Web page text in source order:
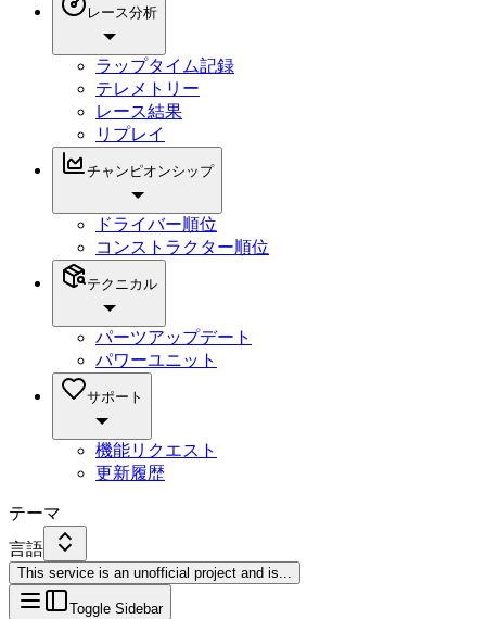
レース分析
ラップタイム記録
テレメトリー
レース結果
リプレイ
チャンピオンシップ
ドライバー順位
コンストラクター順位
テクニカル
パーツアップデート
パワーユニット
サポート
機能リクエスト
更新履歴
テーマ
言語
This service is an unofficial project and is...
Toggle Sidebar